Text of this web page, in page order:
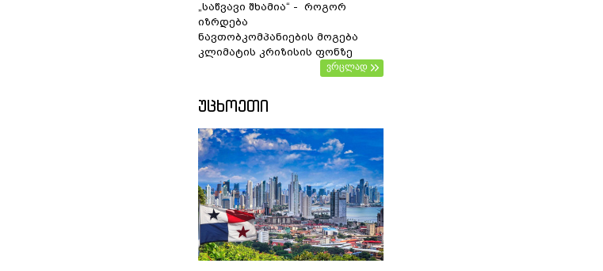
„საწვავი შხამია“ - როგორ
იზრდება
ნავთობკომპანიების მოგება
კლიმატის კრიზისის ფონზე
ვრცლად
ᲣᲪᲮᲝᲔᲗᲘ